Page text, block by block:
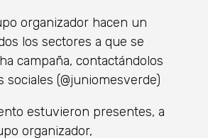
organizador hacen un
los sectores a que se
campaña, contactándolos
sociales (@juniomesverde)
estuvieron presentes, a
organizador,